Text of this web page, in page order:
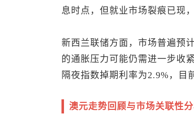
息时点，但就业市场裂痕已现
新西兰联储方面，市场普遍预
的通胀压力可能仍需进一步收
隔夜指数掉期利率为2.9%，目
澳元走势回顾与市场关联性